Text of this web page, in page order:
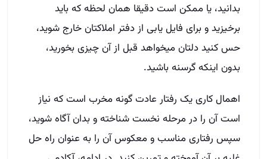
بدانید، یا ممکن است دقیقا همان لحظه که باید
برخیزید و برای فایل یابی از دفتر املاکتان خارج شوید،
حس کنید دلتان میخواهد قبل از آن چیزی بخورید،
بدون اینکه گرسنه باشید.
اهمال کاری یک رفتار عادت گونه مخرب است که نیاز
است آن را در مرحله نخست شناخته و بدان آگاه شوید،
سپس رفتاری مناسب و معکوس آن را به عنوان راه حل